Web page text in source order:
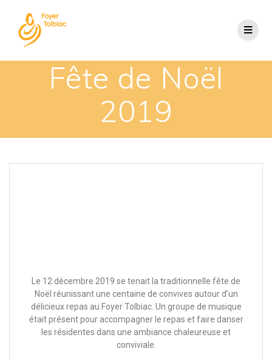
Fête de Noël
2019
Le 12 décembre 2019 se tenait la traditionnelle fête de
Noël réunissant une centaine de convives autour d’un
délicieux repas au Foyer Tolbiac. Un groupe de musique
était présent pour accompagner le repas et faire danser
les résidentes dans une ambiance chaleureuse et
conviviale.